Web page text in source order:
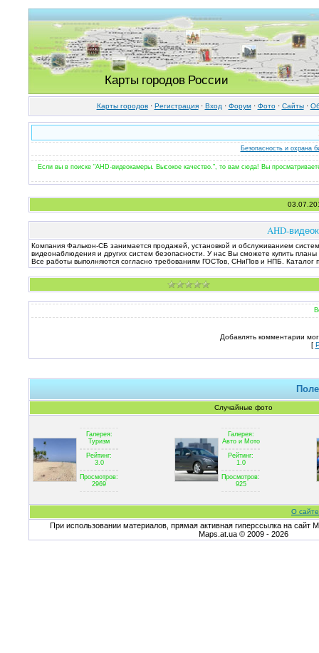
Карты городов России
Карты городов· Регистрация· Вход · Форум· Фото· Cайты·
Безопасность и охрана
Если вы в поиске "AHD-видеокамеры. Высокое качество.", то вам сюда! Вы
AHD-
Компания Фалькон-СБ занимается продажей, установкой и обслуживанием
видеонаблюдения и других систем безопасности. У нас Вы сможете купить
Все работы выполняются согласно требованиям ГОСТов, СНиПов и НПБ. Каталог
Добавлять комментарии
[
Случайные фото
Галерея:
Туризм
Рейтинг:
3.0
Просмотров:
2969
Галерея:
Авто и Мото
Рейтинг:
1.0
Просмотров:
925
О
При использовании материалов, прямая активная гиперссылка на сайт
Maps.at.ua © 2009 - 2026